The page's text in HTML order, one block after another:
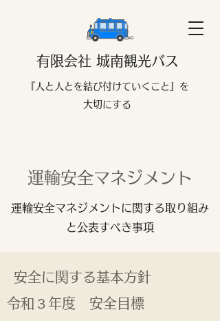
有限会社 城南観光バス
​『人と人とを結び付けていくこと』を
大切にする
​​運輸安全マネジメント
運輸安全マネジメントに関する取り組み
と公表すべき事項
安全に関する基本方針
​令和３年度 安全目標